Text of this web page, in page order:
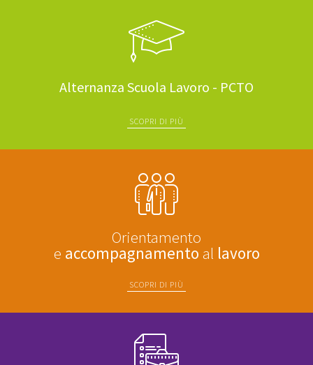
Alternanza Scuola Lavoro - PCTO
SCOPRI DI PIÙ
Orientamento
e accompagnamento al lavoro
SCOPRI DI PIÙ